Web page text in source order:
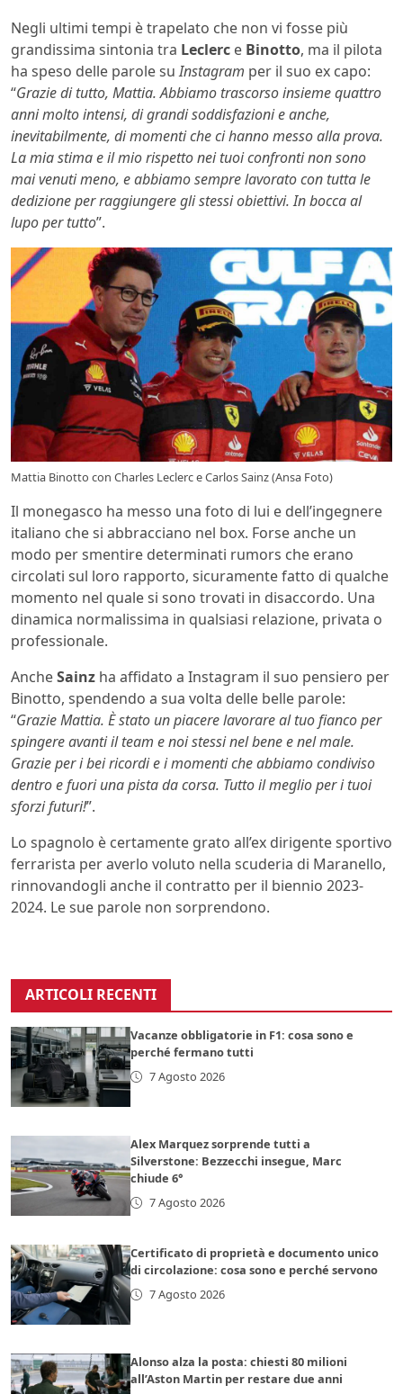
Negli ultimi tempi è trapelato che non vi fosse più
grandissima sintonia tra Leclerc e Binotto, ma il pilota
ha speso delle parole suInstagram per il suo ex capo:
“Grazie di tutto, Mattia.Abbiamo trascorso insieme quattro
anni molto intensi, di grandi soddisfazioni e anche,
inevitabilmente, di momenti che ci hanno messo alla prova.
La mia stima e il mio rispetto nei tuoi confronti non sono
mai venuti meno, e abbiamo sempre lavorato con tutta le
dedizione per raggiungere gli stessi obiettivi. In bocca al
lupo per tutto”.
Mattia Binotto con Charles Leclerc e Carlos Sainz (Ansa Foto)
Il monegasco ha messo una foto di lui e dell’ingegnere
italiano che si abbracciano nel box. Forse anche un
modo per smentire determinati rumors che erano
circolati sul loro rapporto, sicuramente fatto di qualche
momento nel quale si sono trovati in disaccordo. Una
dinamica normalissima in qualsiasi relazione, privata o
professionale.
AncheSainz ha affidato a Instagram il suo pensiero per
Binotto, spendendo a sua volta delle belle parole:
“Grazie Mattia. È stato un piacere lavorare al tuo fianco per
spingere avanti il team e noi stessi nel bene e nel male.
Grazie per i bei ricordi e i momenti che abbiamo condiviso
dentro e fuori una pista da corsa. Tutto il meglio per i tuoi
sforzi futuri!”.
Lo spagnolo è certamente grato all’ex dirigente sportivo
ferrarista per averlo voluto nella scuderia di Maranello,
rinnovandogli anche il contratto per il biennio 2023-
2024. Le sue parole non sorprendono.
ARTICOLI RECENTI
Vacanze obbligatorie in F1: cosa sono e
perché fermano tutti
7 Agosto 2026
Alex Marquez sorprende tutti a
Silverstone: Bezzecchi insegue, Marc
chiude 6°
7 Agosto 2026
Certificato di proprietà e documento unico
di circolazione: cosa sono e perché servono
7 Agosto 2026
Alonso alza la posta: chiesti 80 milioni
all’Aston Martin per restare due anni